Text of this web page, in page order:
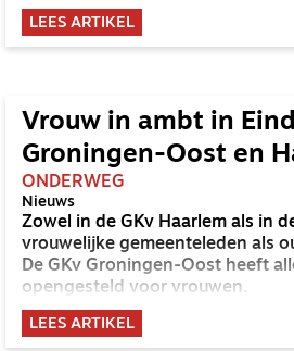
LEES ARTIKEL
Vrouw in ambt in
Groningen-Oost en
ONDERWEG
Nieuws
Zowel in de GKv Haarlem als in
vrouwelijke gemeenteleden als
De GKv Groningen-Oost heeft
opengesteld voor vrouwen.
LEES ARTIKEL